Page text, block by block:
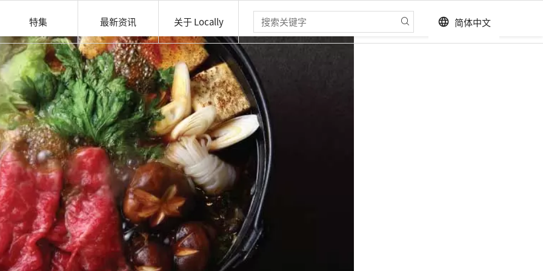
特集 最新资讯 关于 Locally language 简体中文